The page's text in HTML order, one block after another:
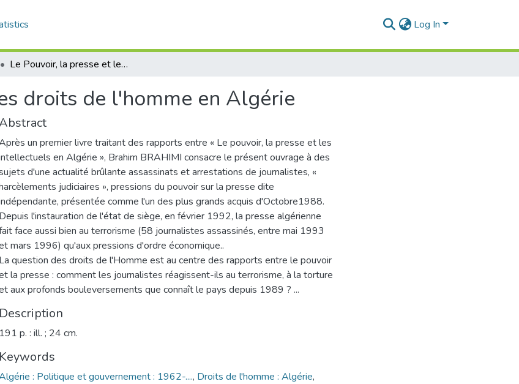
Log In
Le Pouvoir, la presse et les droits de l'homme en Algérie
droits de l'homme en Algérie
un premier livre traitant des rapports entre « Le pouvoir, la presse et les
en Algérie », Brahim BRAHIMI consacre le présent ouvrage à des
d'une actualité brûlante assassinats et arrestations de journalistes, «
judiciaires », pressions du pouvoir sur la presse dite
présentée comme l'un des plus grands acquis d'Octobre1988.
Depuis l'instauration de l'état de siège, en février 1992, la presse algérienne
face aussi bien au terrorisme (58 journalistes assassinés, entre mai 1993
mars 1996) qu'aux pressions d'ordre économique..
La question des droits de l'Homme est au centre des rapports entre le pouvoir
la presse : comment les journalistes réagissent-ils au terrorisme, à la torture
Description
191 p. : ill. ; 24 cm.
Keywords
: Politique et gouvernement : 1962-...., Droits de l'homme : Algérie,